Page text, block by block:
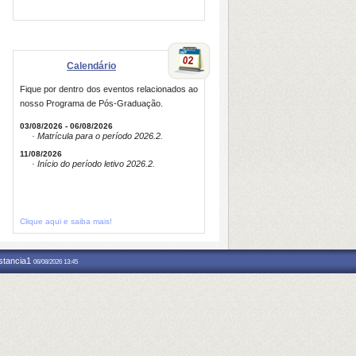
Calendário
Fique por dentro dos eventos relacionados ao
nosso Programa de Pós-Graduação.
03/08/2026 - 06/08/2026
· Matrícula para o período 2026.2.
11/08/2026
· Início do período letivo 2026.2.
Clique aqui e saiba mais!
06/08/2026 13:45